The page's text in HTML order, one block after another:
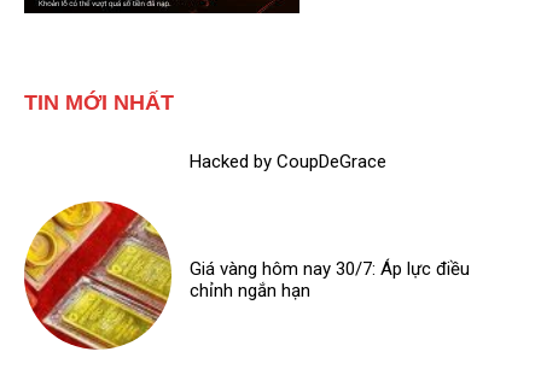
TIN MỚI NHẤT
Hacked by CoupDeGrace
Giá vàng hôm nay 30/7: Áp lực điều
chỉnh ngắn hạn